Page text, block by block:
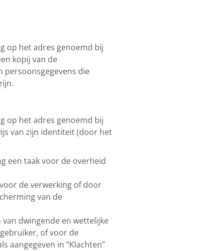
op het adres genoemd bij
kopij van de
persoonsgegevens die
op het adres genoemd bij
van zijn identiteit (door het
een taak voor de overheid
de verwerking of door
van de
dwingende en wettelijke
of voor de
aangegeven in “Klachten”